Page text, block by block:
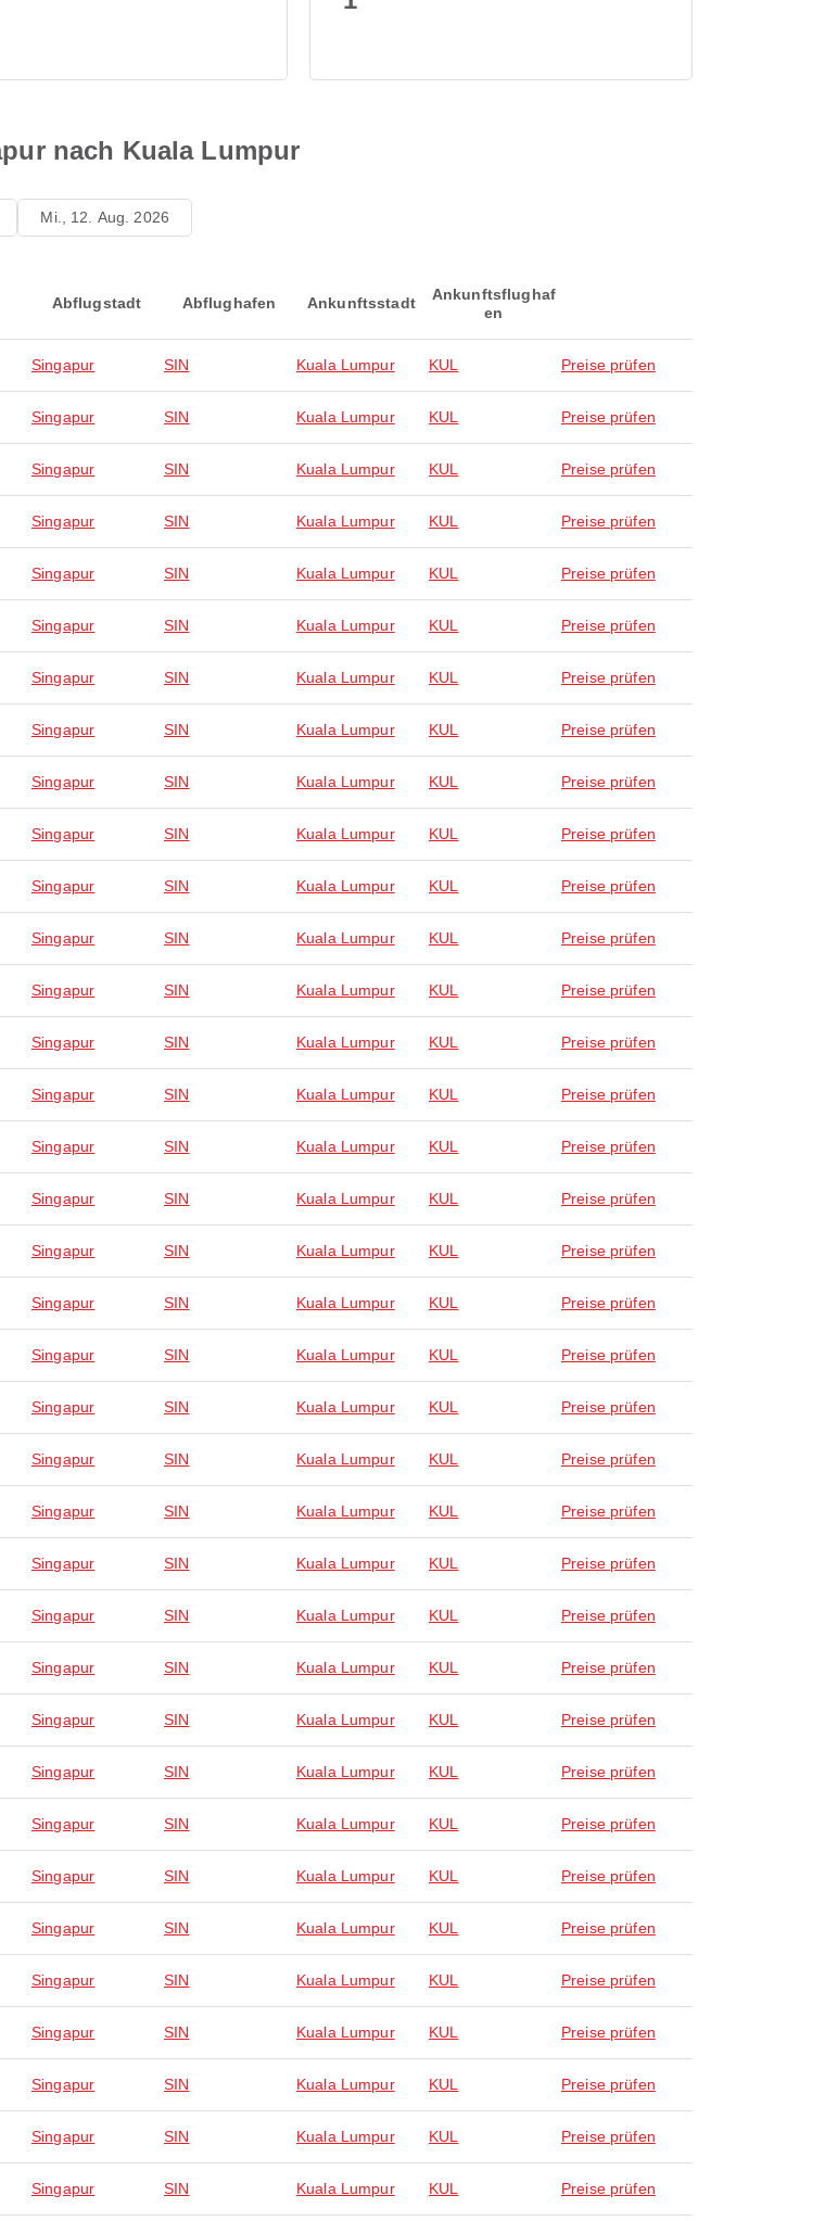
nach Kuala Lumpur
Mi., 12. Aug. 2026
Abflugstadt Abflughafen Ankunftsstadt
Ankunftsflughaf
en
Singapur SIN Kuala Lumpur KUL Preise prüfen
Singapur SIN Kuala Lumpur KUL Preise prüfen
Singapur SIN Kuala Lumpur KUL Preise prüfen
Singapur SIN Kuala Lumpur KUL Preise prüfen
Singapur SIN Kuala Lumpur KUL Preise prüfen
Singapur SIN Kuala Lumpur KUL Preise prüfen
Singapur SIN Kuala Lumpur KUL Preise prüfen
Singapur SIN Kuala Lumpur KUL Preise prüfen
Singapur SIN Kuala Lumpur KUL Preise prüfen
Singapur SIN Kuala Lumpur KUL Preise prüfen
Singapur SIN Kuala Lumpur KUL Preise prüfen
Singapur SIN Kuala Lumpur KUL Preise prüfen
Singapur SIN Kuala Lumpur KUL Preise prüfen
Singapur SIN Kuala Lumpur KUL Preise prüfen
Singapur SIN Kuala Lumpur KUL Preise prüfen
Singapur SIN Kuala Lumpur KUL Preise prüfen
Singapur SIN Kuala Lumpur KUL Preise prüfen
Singapur SIN Kuala Lumpur KUL Preise prüfen
Singapur SIN Kuala Lumpur KUL Preise prüfen
Singapur SIN Kuala Lumpur KUL Preise prüfen
Singapur SIN Kuala Lumpur KUL Preise prüfen
Singapur SIN Kuala Lumpur KUL Preise prüfen
Singapur SIN Kuala Lumpur KUL Preise prüfen
Singapur SIN Kuala Lumpur KUL Preise prüfen
Singapur SIN Kuala Lumpur KUL Preise prüfen
Singapur SIN Kuala Lumpur KUL Preise prüfen
Singapur SIN Kuala Lumpur KUL Preise prüfen
Singapur SIN Kuala Lumpur KUL Preise prüfen
Singapur SIN Kuala Lumpur KUL Preise prüfen
Singapur SIN Kuala Lumpur KUL Preise prüfen
Singapur SIN Kuala Lumpur KUL Preise prüfen
Singapur SIN Kuala Lumpur KUL Preise prüfen
Singapur SIN Kuala Lumpur KUL Preise prüfen
Singapur SIN Kuala Lumpur KUL Preise prüfen
Singapur SIN Kuala Lumpur KUL Preise prüfen
Singapur SIN Kuala Lumpur KUL Preise prüfen